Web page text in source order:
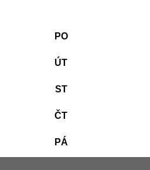
PO
ÚT
ST
ČT
PÁ